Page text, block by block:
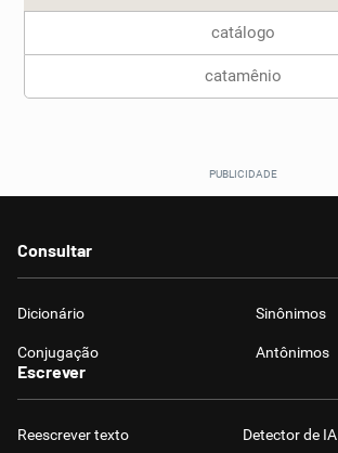
catálogo
catamênio
Consultar
Dicionário Sinônimos
Conjugação Antônimos
Escrever
Reescrever texto Detector de IA